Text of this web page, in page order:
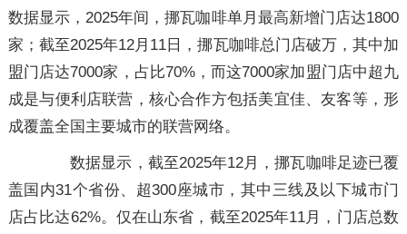
数据显示，2025年间，挪瓦咖啡单月最高新增门店达1800
家；截至2025年12月11日，挪瓦咖啡总门店破万，其中加
盟门店达7000家，占比70%，而这7000家加盟门店中超九
成是与便利店联营，核心合作方包括美宜佳、友客等，形
成覆盖全国主要城市的联营网络。
数据显示，截至2025年12月，挪瓦咖啡足迹已覆
盖国内31个省份、超300座城市，其中三线及以下城市门
店占比达62%。仅在山东省，截至2025年11月，门店总数